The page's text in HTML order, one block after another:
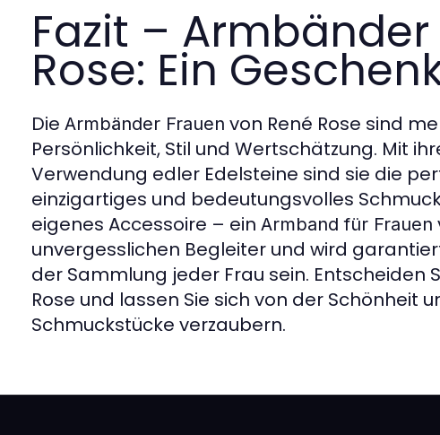
Fazit –
Rose: Ein
Die Armbänder Frauen von René Rose sind
Persönlichkeit, Stil und Wertschätzung. Mit
Verwendung edler Edelsteine sind sie die
einzigartiges und bedeutungsvolles
eigenes Accessoire – ein Armband für Frauen
unvergesslichen Begleiter und wird
der Sammlung jeder Frau sein. Entscheiden
Rose und lassen Sie sich von der Schönheit
Schmuckstücke verzaubern.